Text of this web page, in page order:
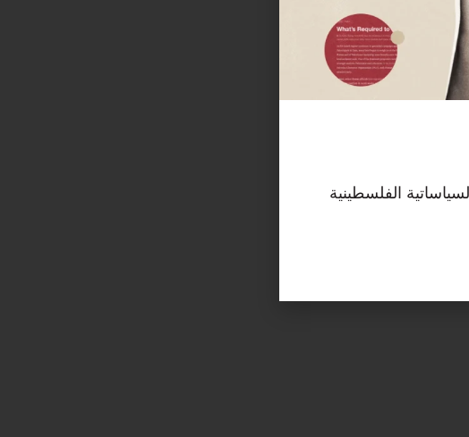
الفلسطينية